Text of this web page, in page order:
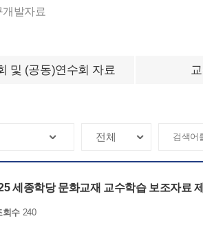
개발자료
및 (공동)연수회 자료
세종학당 문화교재 교수학습 보조자료
회수 240